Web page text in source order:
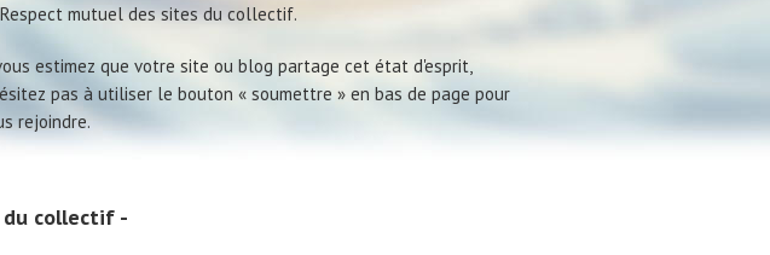
Respect mutuel des sites du collectif.
estimez que votre site ou blog partage cet état d'esprit,
pas à utiliser le bouton « soumettre » en bas de page pour
rejoindre.
du collectif